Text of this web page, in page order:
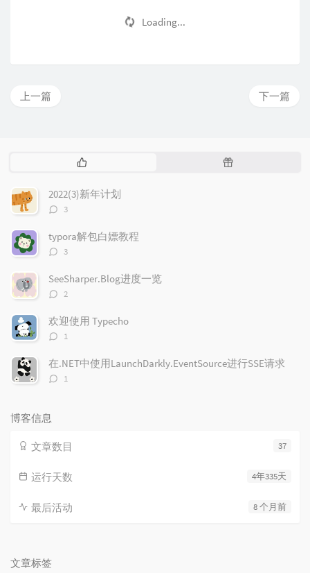
Loading...
下一篇
上一篇
文
随
2022(3)新年计划
评
数：
3
typora解包白嫖教程
评
数：
3
SeeSharper.Blog进度一览
评
数：
2
欢迎使用 Typecho
评
数：
1
在.NET中使用LaunchDarkly.EventSource进行SSE请求
评1
博客信息
37
文章数目
4年335天
运行天数
8 个月前
最后活动
文章标签